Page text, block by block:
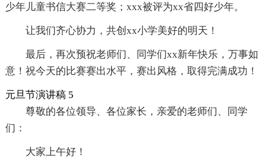
少年儿童书信大赛二等奖；xxx被评为xx省四好少年。
让我们齐心协力，共创xx小学美好的明天！
最后，再次预祝老师们、同学们xx新年快乐，万事如
意！祝今天的比赛赛出水平，赛出风格，取得完满成功！
元旦节演讲稿 5
尊敬的各位领导、各位家长，亲爱的老师们、同学
们：
大家上午好！